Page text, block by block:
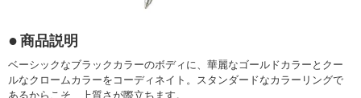
商品説明
ベーシックなブラックカラーのボディに、華麗なゴールドカラーとクー
ルなクロームカラーをコーディネイト。スタンダードなカラーリングで
あるからこそ、上質さが際立ちます。